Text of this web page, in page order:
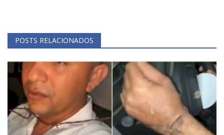
POSTS RELACIONADOS